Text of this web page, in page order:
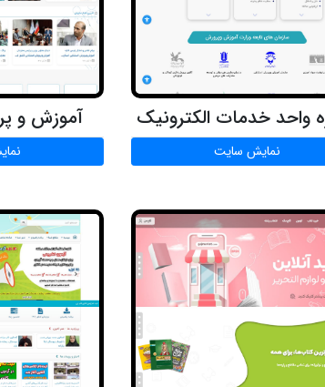
واحد خدمات الکترونیک
نمایش سایت
آموزش و